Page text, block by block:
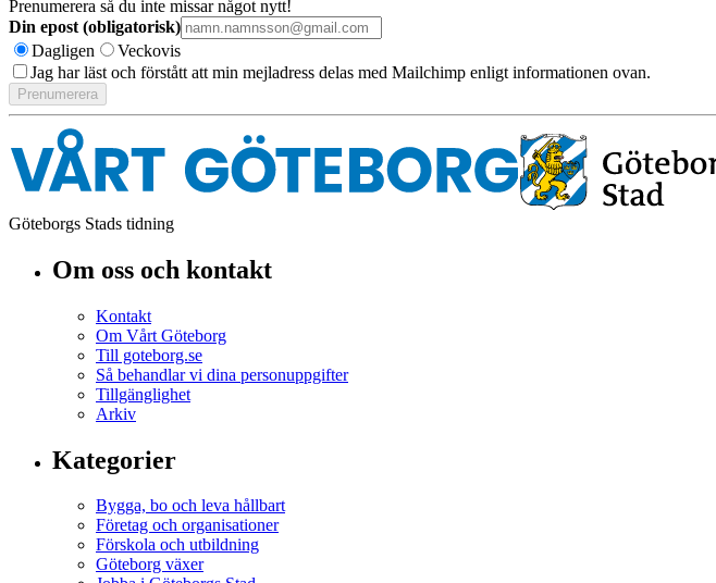
Prenumerera så du inte missar något nytt!
Din epost (obligatorisk)
Dagligen
Veckovis
Jag har läst och förstått att min mejladress delas med Mailchimp enligt informationen ovan.
Göteborgs Stads tidning
Om oss och kontakt
Kontakt
Om Vårt Göteborg
Till goteborg.se
Så behandlar vi dina personuppgifter
Tillgänglighet
Arkiv
Kategorier
Bygga, bo och leva hållbart
Företag och organisationer
Förskola och utbildning
Göteborg växer